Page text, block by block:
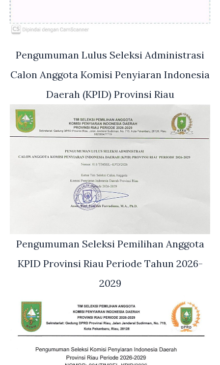
Pengumuman Lulus Seleksi Administrasi
Calon Anggota Komisi Penyiaran Indonesia
Daerah (KPID) Provinsi Riau
Pengumuman Seleksi Pemilihan Anggota
KPID Provinsi Riau Periode Tahun 2026-
2029